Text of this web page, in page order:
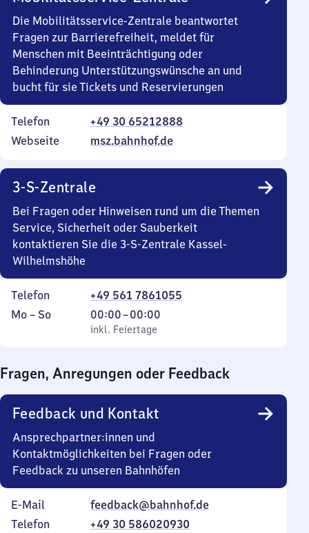
Die Mobilitätsservice-Zentrale beantwortet
Fragen zur Barrierefreiheit, meldet für
Menschen mit Beeinträchtigung oder
Behinderung Unterstützungswünsche an und
bucht für sie Tickets und Reservierungen
Telefon
+49 30 65212888
Webseite
msz.bahnhof.de
3-S-Zentrale
Bei Fragen oder Hinweisen rund um die Themen
Service, Sicherheit oder Sauberkeit
kontaktieren Sie die 3-S-Zentrale Kassel-
Wilhelmshöhe
Telefon
+49 561 7861055
Montag
Mo – So,
inkl. Feiertage
00:00–00:00
Von
0
0
Uhr
inkl. Feiertage
Fragen, Anregungen oder Feedback
Feedback und Kontakt
Ansprechpartner:innen und
Kontaktmöglichkeiten bei Fragen oder
Feedback zu unseren Bahnhöfen
E-Mail
feedback@bahnhof.de
Telefon
+49 30 586020930